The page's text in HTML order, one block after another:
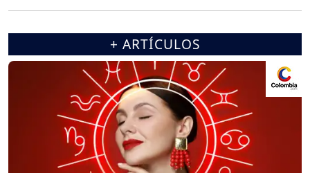
+ ARTÍCULOS